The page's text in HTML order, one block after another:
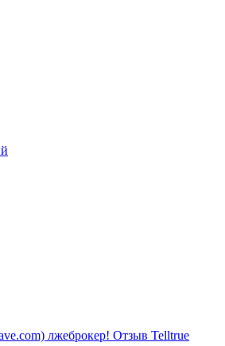
лжеброкер! Отзыв Telltrue